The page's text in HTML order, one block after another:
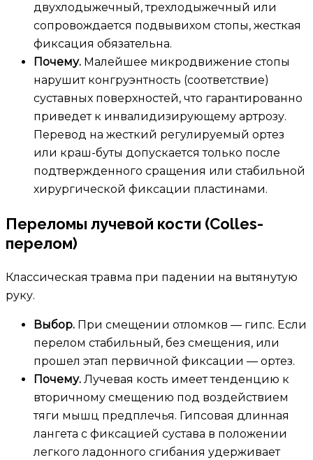
двухлодыжечный, трехлодыжечный или
сопровождается подвывихом стопы, жесткая
фиксация обязательна.
Почему. Малейшее микродвижение стопы
нарушит конгруэнтность (соответствие)
суставных поверхностей, что гарантированно
приведет к инвалидизирующему артрозу.
Перевод на жесткий регулируемый ортез
или краш-буты допускается только после
подтвержденного сращения или стабильной
хирургической фиксации пластинами.
Переломы лучевой кости (Colles-
перелом)
Классическая травма при падении на вытянутую
руку.
Выбор. При смещении отломков — гипс. Если
перелом стабильный, без смещения, или
прошел этап первичной фиксации — ортез.
Почему. Лучевая кость имеет тенденцию к
вторичному смещению под воздействием
тяги мышц предплечья. Гипсовая длинная
лангета с фиксацией сустава в положении
легкого ладонного сгибания удерживает